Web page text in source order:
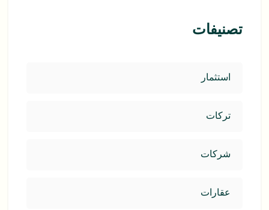
تصنيفات
استثمار
تركات
شركات
عقارات